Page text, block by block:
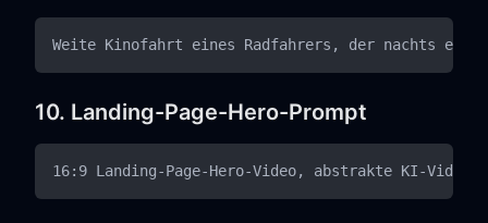
10. Landing-Page-Hero-Prompt